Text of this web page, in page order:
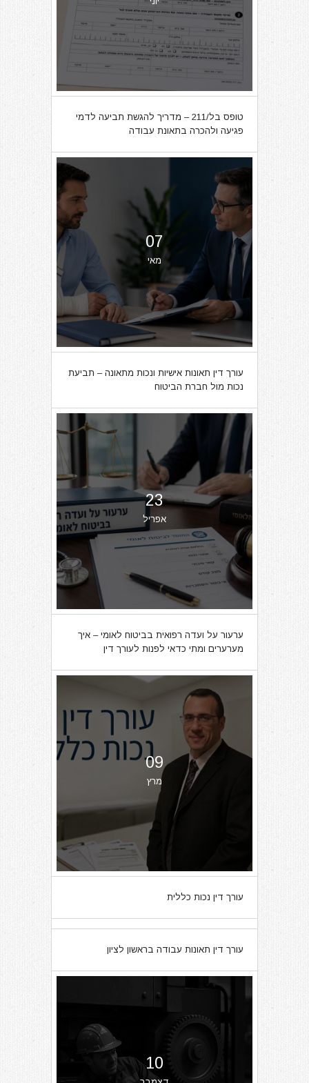
טופס בל/211 – מדריך להגשת תביעה לדמי
פגיעה ולהכרה בתאונת עבודה
07
מאי
עורך דין תאונות אישיות ונכות מתאונה – תביעת
נכות מול חברת הביטוח
23
אפריל
ערעור על ועדה רפואית בביטוח לאומי – איך
מערערים ומתי כדאי לפנות לעורך דין
09
מרץ
עורך דין נכות כללית
07
מרץ
עורך דין תאונות עבודה בראשון לציון
10